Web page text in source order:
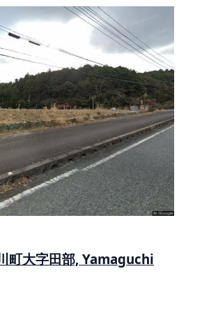
町大字田部, Yamaguchi